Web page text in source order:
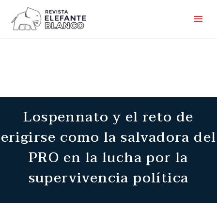
Lospennato y el reto de
erigirse como la salvadora del
PRO en la lucha por la
supervivencia política